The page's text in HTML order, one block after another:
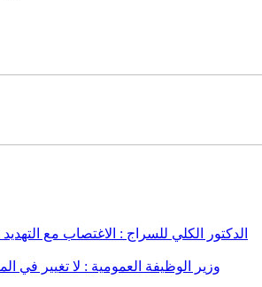
الدكتور الكلي للسراج : الاغتصاب مع
وزير الوظيفة العمومية : لا تغيير في